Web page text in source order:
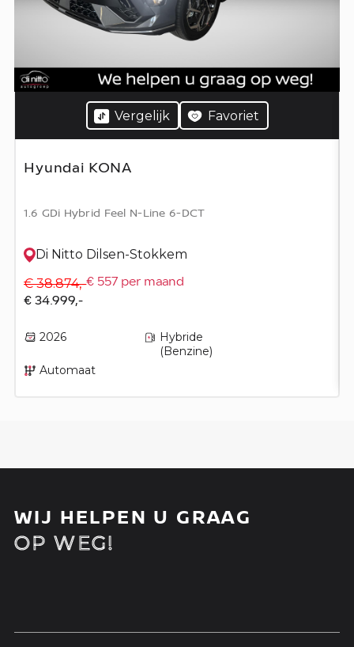
Vergelijk Favoriet
Hyundai KONA
1.6 GDi Hybrid Feel N-Line 6-DCT
Di Nitto Dilsen-Stokkem
€ 38.874,-
€ 34.999,-
€ 557 per maand
2026
Hybride
(Benzine)
Automaat
WIJ HELPEN U GRAAG
OP WEG!